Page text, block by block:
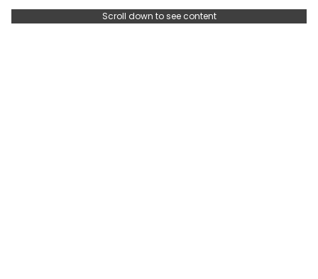
Scroll down to see content